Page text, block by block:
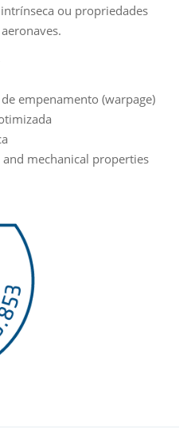
ou propriedades
empenamento (warpage)
mechanical properties